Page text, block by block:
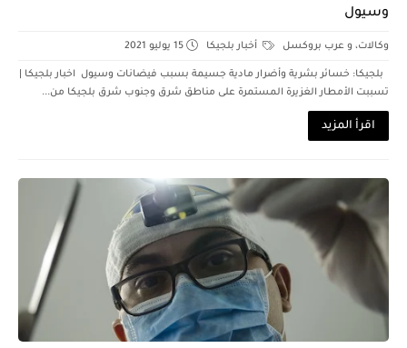
وسيول
وكالات، و عرب بروكسل أخبار بلجيكا 15 يوليو 2021
بلجيكا: خسائر بشرية وأضرار مادية جسيمة بسبب فيضانات وسيول اخبار بلجيكا |
تسببت الأمطار الغزيرة المستمرة على مناطق شرق وجنوب شرق بلجيكا من...
اقرأ المزيد